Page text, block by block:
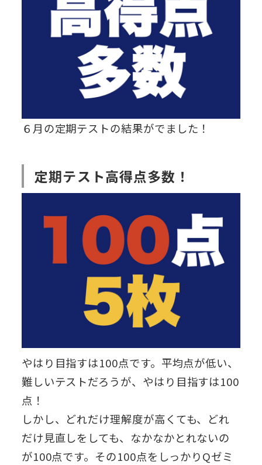
６月の定期テストの結果がでました！
定期テスト高得点多数！
やはり目指すは100点です。平均点が低い、
難しいテストだろうが、やはり目指すは100
点！
しかし、どれだけ理解度が高くても、どれ
だけ見直しをしても、なかなかとれないの
が100点です。その100点をしっかりQゼミ